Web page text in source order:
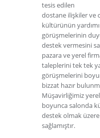
tesis edilen
dostane ilişkiler ve
kültürünün
görüşmelerinin
destek vermesini
pazara ve yerel
taleplerini tek tek
görüşmelerini
bizzat hazır
Müşavirliğimiz
boyunca salonda
destek olmak üzere
sağlamıştır.